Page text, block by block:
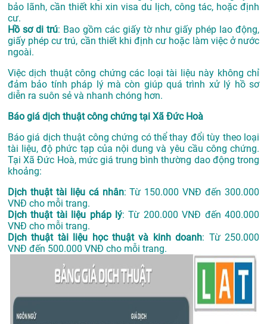
bảo lãnh, cần thiết khi xin visa du lịch, công tác, hoặc định
cư.
Hồ sơ di trú: Bao gồm các giấy tờ như giấy phép lao động,
giấy phép cư trú, cần thiết khi định cư hoặc làm việc ở nước
ngoài.
Việc dịch thuật công chứng các loại tài liệu này không chỉ
đảm bảo tính pháp lý mà còn giúp quá trình xử lý hồ sơ
diễn ra suôn sẻ và nhanh chóng hơn.
Báo giá dịch thuật công chứng tại Xã Đức Hoà
Báo giá dịch thuật công chứng có thể thay đổi tùy theo loại
tài liệu, độ phức tạp của nội dung và yêu cầu công chứng.
Tại Xã Đức Hoà, mức giá trung bình thường dao động trong
khoảng:
Dịch thuật tài liệu cá nhân: Từ 150.000 VNĐ đến 300.000
VNĐ cho mỗi trang.
Dịch thuật tài liệu pháp lý: Từ 200.000 VNĐ đến 400.000
VNĐ cho mỗi trang.
Dịch thuật tài liệu học thuật và kinh doanh: Từ 250.000
VNĐ đến 500.000 VNĐ cho mỗi trang.